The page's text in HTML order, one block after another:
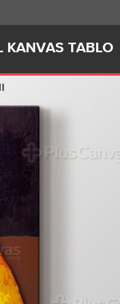
KANVAS TABLO